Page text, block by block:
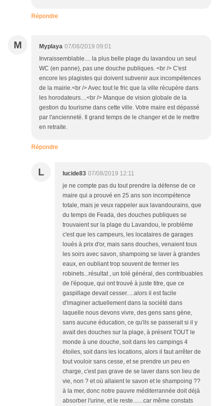
Répondre
M Myplaya 07/08/2019 09:01
Invraissemblable.... la plus belle plage du lavandou un seul
WC (en panne), pas une douche publiques. <br /> C'est
encore les plagistes qui doivent subvenir aux incompétences
de la mairie.<br /> Avec tout le fric que la ville récupère dans
les horodateurs....<br /> Manque de vision globale de la
gestion du tourisme dans cette ville. Votre maire est dépassé
par l'ancienneté. Il grand temps de le changer et de le mettre
en retraite.
Répondre
L lucide83 07/08/2019 12:11
je ne compte pas du tout prendre la défense de ce
maire qui a prouvé en 25 ans son incompétence
totale, mais je veux rappeler aux lavandourains, que
du temps de Feada, des douches publiques se
trouvaient sur la plage du Lavandou, le problème
c'est que les campeurs, les locataires de garages
loués à prix d'or, mais sans douches, venaient tous
les soirs avec savon, shampoing se laver à grandes
eaux, en oubliant trop souvent de fermer les
robinets...résultat , un tolé général, des contribuables
de l'époque, qui ont trouvé à juste titre, que ce
gaspillage devait cesser.....alors il est facile
d'imaginer actuellement dans la société dans
laquelle nous devons vivre, des gens sans gène,
sans aucune éducation, ce qu'ils se passerait si il y
avait des douches sur la plage, à présent TOUT le
monde à une douche, soit dans les campings 4
étoiles, soit dans les locations, alors il faut arrêter de
tout vouloir sans cesse, et se prendre un peu en
charge, c'est pas grave de se laver dans son lieu de
vie, non ? et où allaient le savon et le shampoing ??
à la mer, donc notre pauvre méditerrannée doit déjà
absorber l'urine, et le reste.......car même constats